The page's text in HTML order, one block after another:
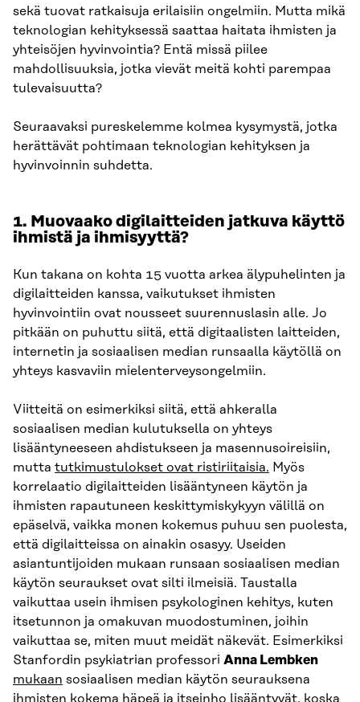
sekä tuovat ratkaisuja erilaisiin ongelmiin. Mutta mikä
teknologian kehityksessä saattaa haitata ihmisten ja
yhteisöjen hyvinvointia? Entä missä piilee
mahdollisuuksia, jotka vievät meitä kohti parempaa
tulevaisuutta?
Seuraavaksi pureskelemme kolmea kysymystä, jotka
herättävät pohtimaan teknologian kehityksen ja
hyvinvoinnin suhdetta.
1. Muovaako digilaitteiden jatkuva käyttö
ihmistä ja ihmisyyttä?
Kun takana on kohta 15 vuotta arkea älypuhelinten ja
digilaitteiden kanssa, vaikutukset ihmisten
hyvinvointiin ovat nousseet suurennuslasin alle. Jo
pitkään on puhuttu siitä, että digitaalisten laitteiden,
internetin ja sosiaalisen median runsaalla käytöllä on
yhteys kasvaviin mielenterveysongelmiin.
Viitteitä on esimerkiksi siitä, että ahkeralla
sosiaalisen median kulutuksella on yhteys
lisääntyneeseen ahdistukseen ja masennusoireisiin,
mutta tutkimustulokset ovat ristiriitaisia. Myös
korrelaatio digilaitteiden lisääntyneen käytön ja
ihmisten rapautuneen keskittymiskykyyn välillä on
epäselvä, vaikka monen kokemus puhuu sen puolesta,
että digilaitteissa on ainakin osasyy. Useiden
asiantuntijoiden mukaan runsaan sosiaalisen median
käytön seuraukset ovat silti ilmeisiä. Taustalla
vaikuttaa usein ihmisen psykologinen kehitys, kuten
itsetunnon ja omakuvan muodostuminen, joihin
vaikuttaa se, miten muut meidät näkevät. Esimerkiksi
Stanfordin psykiatrian professori Anna Lembken
mukaan sosiaalisen median käytön seurauksena
ihmisten kokema häpeä ja itseinho lisääntyvät, koska